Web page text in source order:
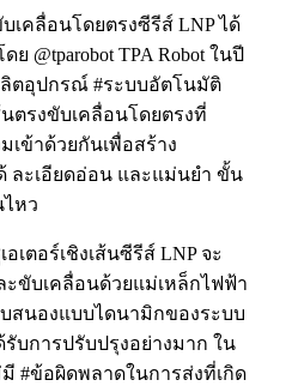
เคลื่อนโดยตรงซีรีส์ LNP ได้
@tparobot TPA Robot ในปี
ลิตอุปกรณ์ #ระบบอัตโนมัติ
ตรงขับเคลื่อนโดยตรงที่
เข้าด้วยกันเพื่อสร้าง
ละเอียดอ่อน และแม่นยำ ขั้น
หว
เตอร์เชิงเส้นซีรีส์ LNP จะ
ะขับเคลื่อนด้วยแม่เหล็กไฟฟ้า
สนองแบบไดนามิกของระบบ
บการปรับปรุงอย่างมาก ใน
มี #ข้อผิดพลาดในการส่งที่เกิด